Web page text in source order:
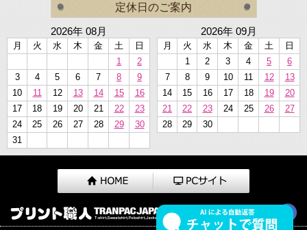
定休日のご案内
2026年 08月
月 火 水 木 金 土
日
1
2
3
4 5 6 7 8
9
10
11 12 13 14 15
16
17
18 19 20 21 22
23
24
25 26 27 28 29
30
31
2026年 09月
月 火 水 木 金 土
日
1
2 3 4 5
6
7
8 9 10 11 12
13
14
15 16 17 18 19
20
21
22 23 24 25 26
27
28
29 30